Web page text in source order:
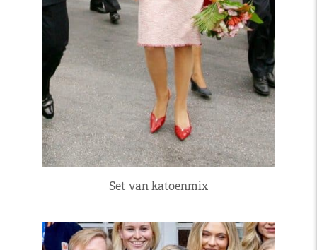
Set van katoenmix